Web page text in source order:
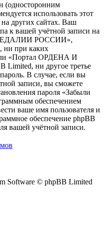
(односторонним
использовать этот
других сайтах. Ваш
к вашей учётной записи на
РОССИИ»,
ни при каких
«Портал ОРДЕНА И
ни другое третье
В случае, если вы
записи, вы сможете
пароля «Забыли
обеспечением
ваше имя пользователя и
обеспечение phpBB
вашей учётной записи.
Software © phpBB Limited